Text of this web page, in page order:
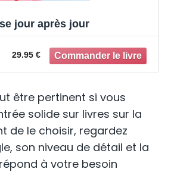
jour après jour
29.95 €
être pertinent si vous
solide sur livres sur la
de le choisir, regardez
son niveau de détail et la
à votre besoin